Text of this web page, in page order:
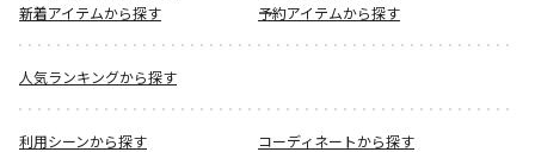
新着アイテムから探す
予約アイテムから探す
人気ランキングから探す
利用シーンから探す
コーディネートから探す